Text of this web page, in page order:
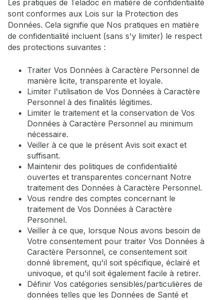
Les pratiques de Teladoc en matière de confidentialité
sont conformes aux Lois sur la Protection des
Données. Cela signifie que Nos pratiques en matière
de confidentialité incluent (sans s'y limiter) le respect
des protections suivantes :
Traiter Vos Données à Caractère Personnel de
manière licite, transparente et loyale.
Limiter l'utilisation de Vos Données à Caractère
Personnel à des finalités légitimes.
Limiter le traitement et la conservation de Vos
Données à Caractère Personnel au minimum
nécessaire.
Veiller à ce que le présent Avis soit exact et
suffisant.
Maintenir des politiques de confidentialité
ouvertes et transparentes concernant Notre
traitement des Données à Caractère Personnel.
Vous rendre des comptes concernant le
traitement de Vos Données à Caractère
Personnel.
Veiller à ce que, lorsque Nous avons besoin de
Votre consentement pour traiter Vos Données à
Caractère Personnel, ce consentement soit
donné librement, qu'il soit spécifique, éclairé et
univoque, et qu'il soit également facile à retirer.
Définir Vos catégories sensibles/particulières de
données telles que les Données de Santé et